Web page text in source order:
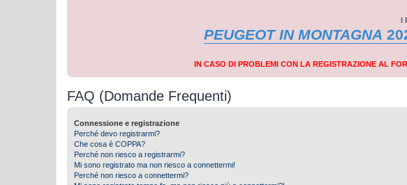
I
PEUGEOT IN MONTAGNA
IN CASO DI PROBLEMI CON LA REGISTRAZIONE AL
FAQ (Domande Frequenti)
Connessione e registrazione
Perché devo registrarmi?
Che cosa è COPPA?
Perché non riesco a registrarmi?
Mi sono registrato ma non riesco a connettermi!
Perché non riesco a connettermi?